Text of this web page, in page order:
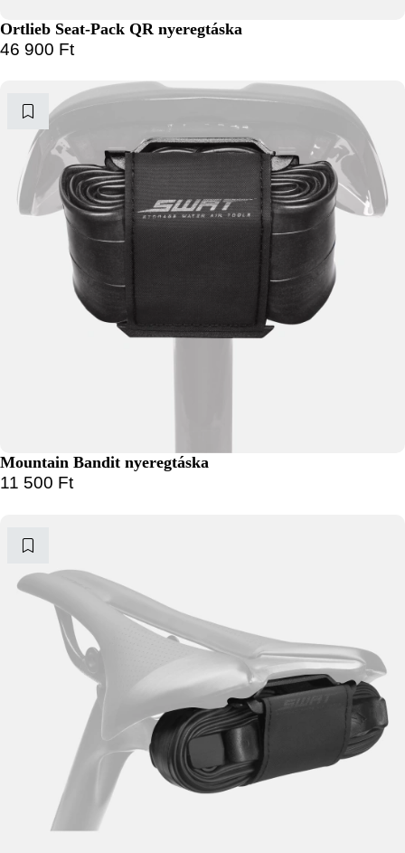
Ortlieb Seat-Pack QR nyeregtáska
46 900 Ft
Mountain Bandit nyeregtáska
11 500 Ft